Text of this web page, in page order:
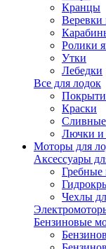
Кранцы
Веревки
Ролики
Утки
Лебедки
Все для лодок
Краски
Лючки и
Моторы для
Аксессуары
Гребные
Чехлы
Бензиновые